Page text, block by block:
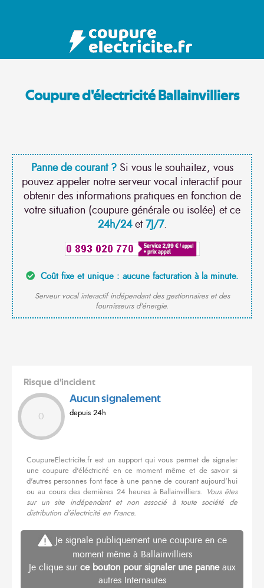
Coupure d'électricité Ballainvilliers
Panne de courant ?Si vous le souhaitez, vous
pouvez appeler notre serveur vocal interactif pour
obtenir des informations pratiques en fonction de
votre situation (coupure générale ou isolée) et ce
24h/24et7J/7.
Coût fixe et unique : aucune facturation à la minute.
Serveur vocal interactif indépendant des gestionnaires et des
fournisseurs d'énergie.
Risque d'incident
0
Aucun signalement
depuis 24h
CoupureElectricite.fr est un support qui vous permet de signaler
une coupure d'éléctricité en ce moment même et de savoir si
d'autres personnes font face à une panne de courant aujourd'hui
ou au cours des dernières 24 heures à Ballainvilliers. Vous êtes
sur un site indépendant et non associé à toute société de
distribution d'électricité en France.
Je signale publiquement une coupure en ce
moment même à Ballainvilliers
Je clique sur ce bouton pour signaler une panneaux
autres Internautes